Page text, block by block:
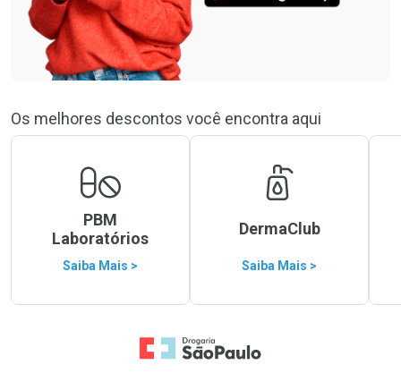
Os melhores descontos você encontra aqui
PBM
Laboratórios
Saiba Mais >
DermaClub
Saiba Mais >
Ir para a Home